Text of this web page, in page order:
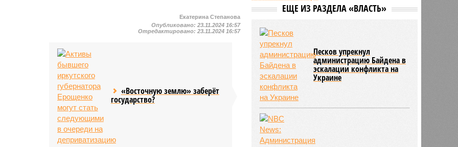
Екатерина Степанова
Опубликовано:23.11.2024 16:57
Отредактировано:23.11.2024 16:57
«Восточную землю» заберёт
государство?
ЕЩЕ ИЗ РАЗДЕЛА «ВЛАСТЬ»
Песков упрекнул
администрацию Байдена в
эскалации конфликта на
Украине